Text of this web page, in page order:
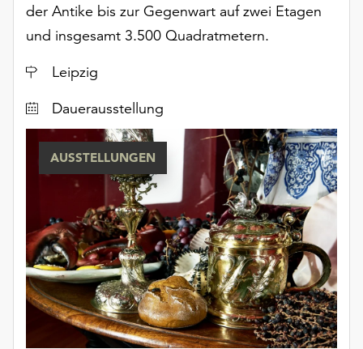
der Antike bis zur Gegenwart auf zwei Etagen
und insgesamt 3.500 Quadratmetern.
Ort
Leipzig
Dauerausstellung
AUSSTELLUNGEN